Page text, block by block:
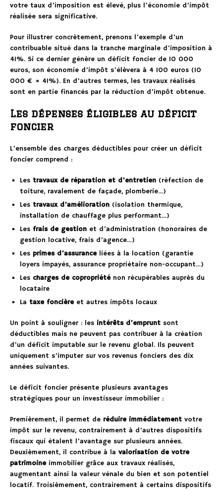
votre taux d’imposition est élevé, plus l’économie d’impôt
réalisée sera significative.
Pour illustrer concrètement, prenons l’exemple d’un
contribuable situé dans la tranche marginale d’imposition à
41%. Si ce dernier génère un déficit foncier de 10 000
euros, son économie d’impôt s’élèvera à 4 100 euros (10
000 € × 41%). En d’autres termes, les travaux réalisés
sont en partie financés par la réduction d’impôt obtenue.
Les dépenses éligibles au déficit
foncier
L’ensemble des charges déductibles pour créer un déficit
foncier comprend :
Les travaux de réparation et d’entretien (réfection de
toiture, ravalement de façade, plomberie…)
Les travaux d’amélioration (isolation thermique,
installation de chauffage plus performant…)
Les frais de gestion et d’administration (honoraires de
gestion locative, frais d’agence…)
Les primes d’assuranceliées à la location (garantie
loyers impayés, assurance propriétaire non-occupant…)
Les charges de copropriéténon récupérables auprès du
locataire
La taxe foncièreet autres impôts locaux
Un point à souligner : les intérêts d’emprunt sont
déductibles mais ne peuvent pas contribuer à la création
d’un déficit imputable sur le revenu global. Ils peuvent
uniquement s’imputer sur vos revenus fonciers des dix
années suivantes.
Le déficit foncier présente plusieurs avantages
stratégiques pour un investisseur immobilier :
Premièrement, il permet de réduire immédiatement votre
impôt sur le revenu, contrairement à d’autres dispositifs
fiscaux qui étalent l’avantage sur plusieurs années.
Deuxièmement, il contribue à la valorisation de votre
patrimoineimmobilier grâce aux travaux réalisés,
augmentant ainsi la valeur vénale du bien et son potentiel
locatif. Troisièmement, contrairement à certains dispositifs